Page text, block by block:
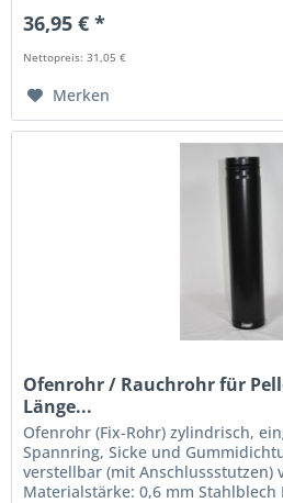
36,95 € *
Nettopreis: 31,05 €
Merken
Ofenrohr / Rauchrohr für
Länge...
Ofenrohr (Fix-Rohr) zylindrisch,
Spannring, Sicke und
verstellbar (mit Anschlussstutzen)
Materialstärke: 0,6 mm Stahlblech